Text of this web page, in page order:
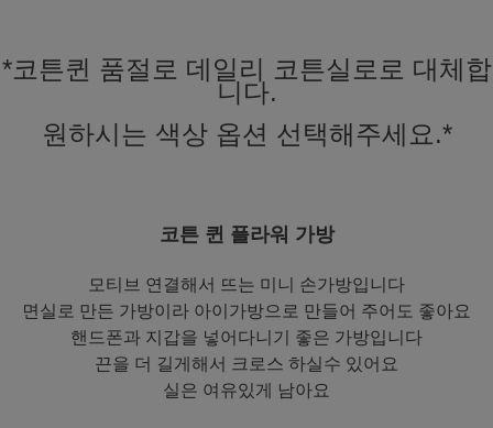
*코튼퀸 품절로 데일리 코튼실로로 대체합
니다.
원하시는 색상 옵션 선택해주세요.*
코튼 퀸 플라워 가방
모티브 연결해서 뜨는 미니 손가방입니다
면실로 만든 가방이라 아이가방으로 만들어 주어도 좋아요
핸드폰과 지갑을 넣어다니기 좋은 가방입니다
끈을 더 길게해서 크로스 하실수 있어요
실은 여유있게 남아요